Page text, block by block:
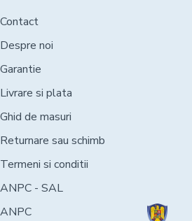
Contact
Despre noi
Garantie
Livrare si plata
Ghid de masuri
Returnare sau schimb
Termeni si conditii
ANPC - SAL
ANPC